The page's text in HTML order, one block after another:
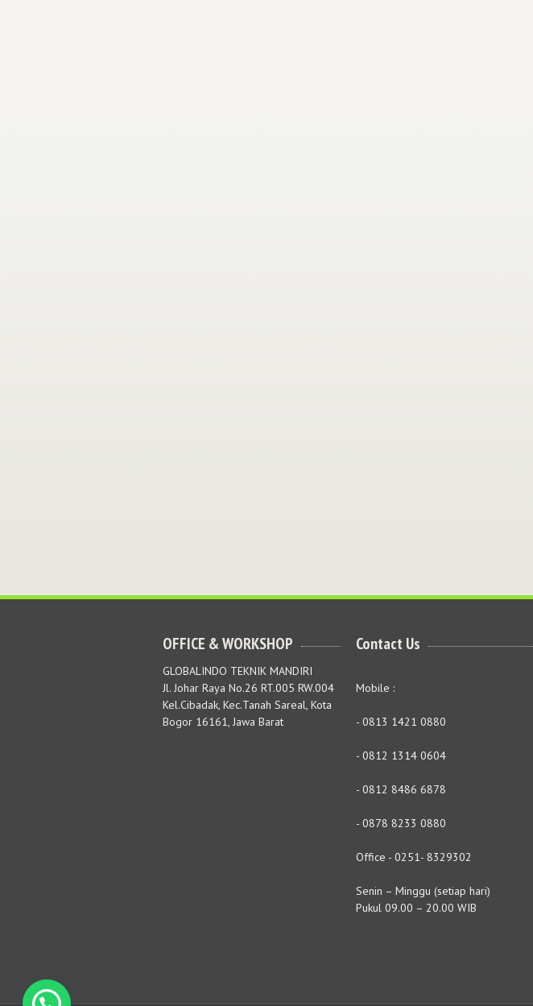
OFFICE & WORKSHOP
GLOBALINDO TEKNIK MANDIRI
Jl. Johar Raya No.26 RT.005 RW.004
Kel.Cibadak, Kec.Tanah Sareal, Kota
Bogor 16161, Jawa Barat
Contact Us
Mobile :
- 0813 1421 0880
- 0812 1314 0604
- 0812 8486 6878
- 0878 8233 0880
Office - 0251- 8329302
Senin – Minggu (setiap hari)
Pukul 09.00 – 20.00 WIB